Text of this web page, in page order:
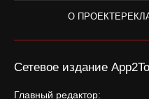
О ПРОЕКТЕ
Сетевое издание
Главный редактор: